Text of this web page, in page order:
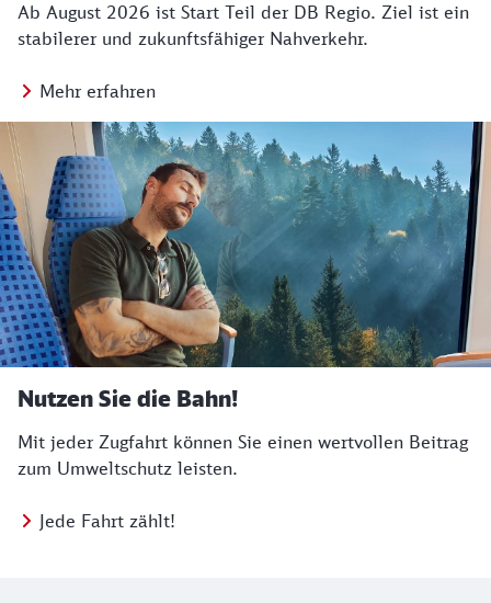
Ab August 2026 ist Start Teil der DB Regio. Ziel ist ein
stabilerer und zukunftsfähiger Nahverkehr.
Mehr erfahren
Nutzen Sie die Bahn!
Mit jeder Zugfahrt können Sie einen wertvollen Beitrag
zum Umweltschutz leisten.
Jede Fahrt zählt!